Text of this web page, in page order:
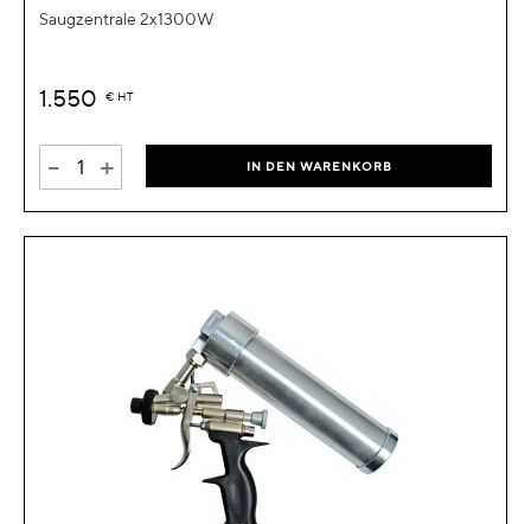
Saugzentrale 2x1300W
1.550 € HT
- + IN DEN WARENKORB